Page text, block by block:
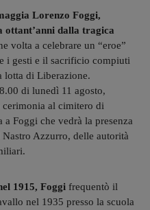
Lorenzo Foggi,
ottant’anni dalla tragica
volta a celebrare un “eroe”
i gesti e il sacrificio compiuti
lotta di Liberazione.
di lunedì 11 agosto,
al cimitero di
Foggi che vedrà la presenza
Azzurro, delle autorità
1915, Foggi frequentò il
nel 1935 presso la scuola